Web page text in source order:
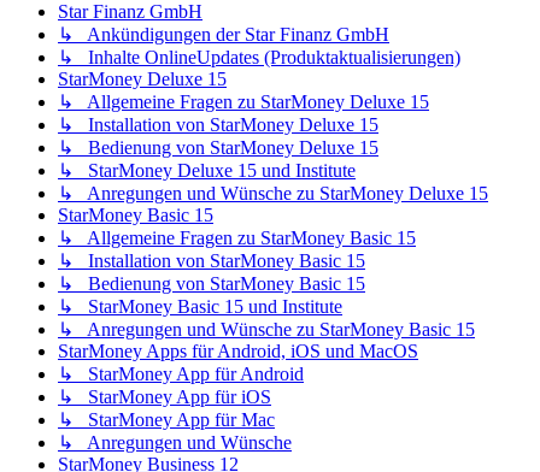
Star Finanz GmbH
↳ Ankündigungen der Star Finanz GmbH
↳ Inhalte OnlineUpdates (Produktaktualisierungen)
StarMoney Deluxe 15
↳ Allgemeine Fragen zu StarMoney Deluxe 15
↳ Installation von StarMoney Deluxe 15
↳ Bedienung von StarMoney Deluxe 15
↳ StarMoney Deluxe 15 und Institute
↳ Anregungen und Wünsche zu StarMoney Deluxe 15
StarMoney Basic 15
↳ Allgemeine Fragen zu StarMoney Basic 15
↳ Installation von StarMoney Basic 15
↳ Bedienung von StarMoney Basic 15
↳ StarMoney Basic 15 und Institute
↳ Anregungen und Wünsche zu StarMoney Basic 15
StarMoney Apps für Android, iOS und MacOS
↳ StarMoney App für Android
↳ StarMoney App für iOS
↳ StarMoney App für Mac
↳ Anregungen und Wünsche
StarMoney Business 12